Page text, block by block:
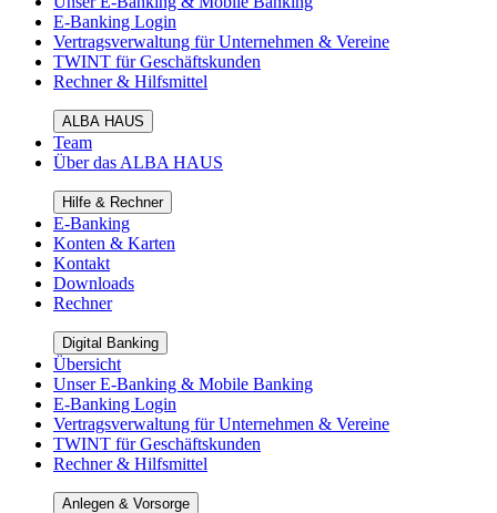
E-Banking Login
Vertragsverwaltung für Unternehmen & Vereine
TWINT für Geschäftskunden
Rechner & Hilfsmittel
ALBA HAUS
Team
Über das ALBA HAUS
Hilfe & Rechner
E-Banking
Konten & Karten
Kontakt
Downloads
Rechner
Digital Banking
Übersicht
Unser E-Banking & Mobile Banking
E-Banking Login
Vertragsverwaltung für Unternehmen & Vereine
TWINT für Geschäftskunden
Rechner & Hilfsmittel
Anlegen & Vorsorge